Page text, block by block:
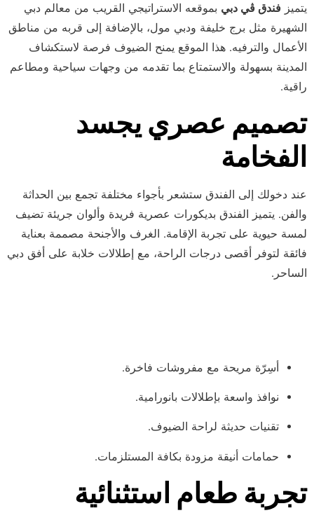
يتميز فندق ڤي دبي بموقعه الاستراتيجي القريب من معالم دبي
الشهيرة مثل برج خليفة ودبي مول، بالإضافة إلى قربه من مناطق
الأعمال والترفيه. هذا الموقع يمنح الضيوف فرصة لاستكشاف
المدينة بسهولة والاستمتاع بما تقدمه من وجهات سياحية ومطاعم
راقية.
تصميم عصري يجسد
الفخامة
عند دخولك إلى الفندق ستشعر بأجواء مختلفة تجمع بين الحداثة
والفن. يتميز الفندق بديكورات عصرية فريدة وألوان جريئة تضيف
لمسة حيوية على تجربة الإقامة. الغرف والأجنحة مصممة بعناية
فائقة لتوفر أقصى درجات الراحة، مع إطلالات خلابة على أفق دبي
الساحر.
أسِرّة مريحة مع مفروشات فاخرة.
نوافذ واسعة بإطلالات بانورامية.
تقنيات حديثة لراحة الضيوف.
حمامات أنيقة مزودة بكافة المستلزمات.
تجربة طعام استثنائية